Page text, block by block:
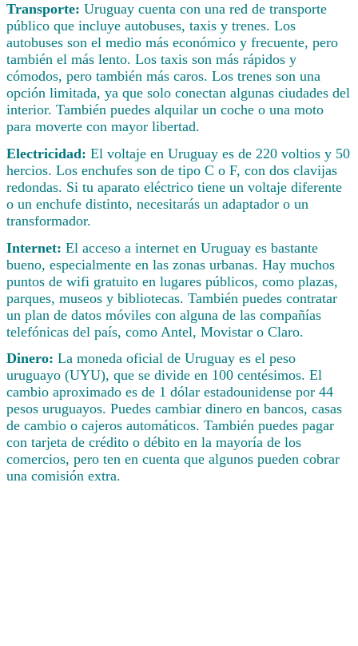
Transporte: Uruguay cuenta con una red de transporte
público que incluye autobuses, taxis y trenes. Los
autobuses son el medio más económico y frecuente, pero
también el más lento. Los taxis son más rápidos y
cómodos, pero también más caros. Los trenes son una
opción limitada, ya que solo conectan algunas ciudades del
interior. También puedes alquilar un coche o una moto
para moverte con mayor libertad.
Electricidad: El voltaje en Uruguay es de 220 voltios y 50
hercios. Los enchufes son de tipo C o F, con dos clavijas
redondas. Si tu aparato eléctrico tiene un voltaje diferente
o un enchufe distinto, necesitarás un adaptador o un
transformador.
Internet: El acceso a internet en Uruguay es bastante
bueno, especialmente en las zonas urbanas. Hay muchos
puntos de wifi gratuito en lugares públicos, como plazas,
parques, museos y bibliotecas. También puedes contratar
un plan de datos móviles con alguna de las compañías
telefónicas del país, como Antel, Movistar o Claro.
Dinero: La moneda oficial de Uruguay es el peso
uruguayo (UYU), que se divide en 100 centésimos. El
cambio aproximado es de 1 dólar estadounidense por 44
pesos uruguayos. Puedes cambiar dinero en bancos, casas
de cambio o cajeros automáticos. También puedes pagar
con tarjeta de crédito o débito en la mayoría de los
comercios, pero ten en cuenta que algunos pueden cobrar
una comisión extra.